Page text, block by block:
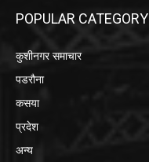
POPULAR CATEGORY
कुशीनगर समाचार
पडरौना
कसया
प्रदेश
अन्य